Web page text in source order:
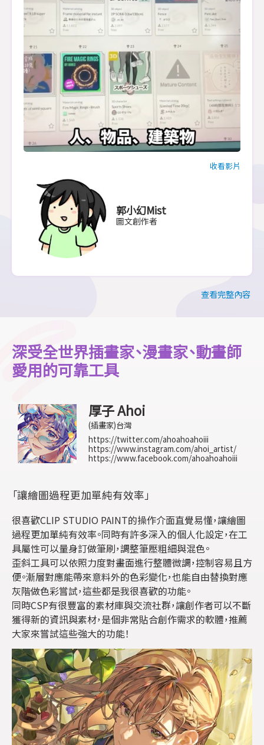
收看影片
郭小幻Mist
圖文創作者
查看完整內容
深受全世界插畫家、漫畫家、動畫師
愛用的可靠工具
厚子 Ahoi
(插畫家)台灣
https://twitter.com/ahoahoahoiii
https://www.instagram.com/ahoi_artist/
https://www.facebook.com/ahoahoahoiii
「讓繪圖過程更加單純有效率」
很喜歡CLIP STUDIO PAINT的操作介面直覺易懂，讓繪圖
過程更加單純有效率。同時有許多深入的個人化設定，在工
具屬性可以量身訂做筆刷，調整筆壓粗細與混色。
歪斜工具可以依照力度對畫面進行整體微調，控制容易且方
便。漸層對應能帶來意料外的色彩變化，也能自由替換對應
灰階做色彩嘗試，這些都是我很喜歡的功能。
同時CSP有很豐富的素材庫與交流社群，讓創作者可以不斷
獲得新的資訊與素材，是個非常貼合創作需求的軟體，推薦
大家來嘗試這些強大的功能！